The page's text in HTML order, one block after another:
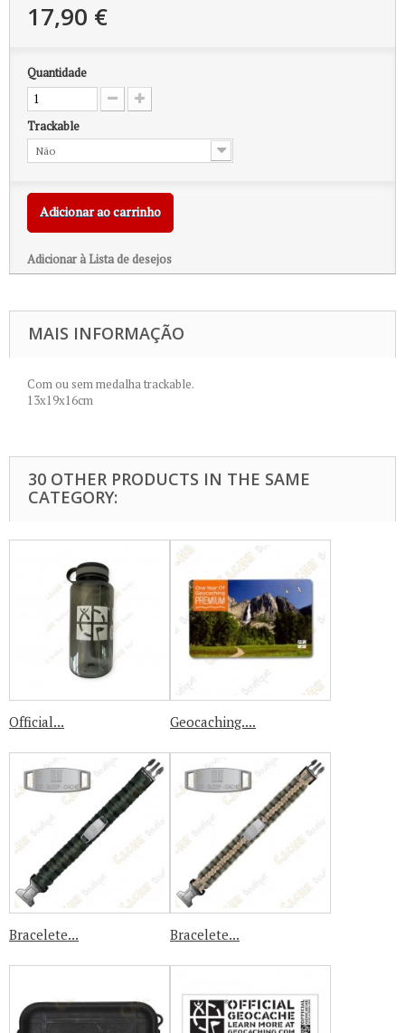
17,90 €
Quantidade
Trackable
Não
Adicionar ao carrinho
Adicionar à Lista de desejos
MAIS INFORMAÇÃO
Com ou sem medalha trackable.
13x19x16cm
30 OTHER PRODUCTS IN THE SAME
CATEGORY:
Official... Geocaching....
Bracelete... Bracelete...